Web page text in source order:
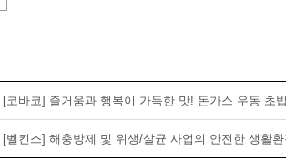
[코바코] 즐거움과 행복이 가득한 맛! 돈가스 우동 초
[벨킨스] 해충방제 및 위생/살균 사업의 안전한 생활